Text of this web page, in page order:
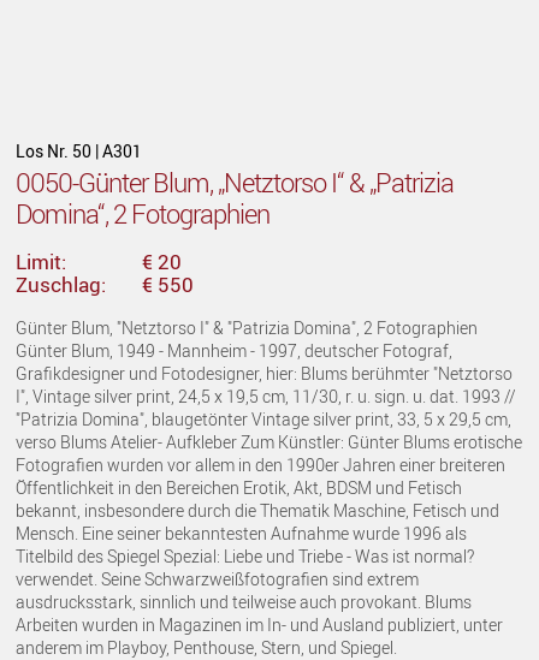
Los Nr. 50 | A301
0050-Günter Blum, „Netztorso I“ & „Patrizia
Domina“, 2 Fotographien
Limit:
€ 20
Zuschlag:
€ 550
Günter Blum, "Netztorso I" & "Patrizia Domina", 2 Fotographien
Günter Blum, 1949 - Mannheim - 1997, deutscher Fotograf,
Grafikdesigner und Fotodesigner, hier: Blums berühmter "Netztorso
I", Vintage silver print, 24,5 x 19,5 cm, 11/30, r. u. sign. u. dat. 1993 //
"Patrizia Domina", blaugetönter Vintage silver print, 33, 5 x 29,5 cm,
verso Blums Atelier- Aufkleber Zum Künstler: Günter Blums erotische
Fotografien wurden vor allem in den 1990er Jahren einer breiteren
Öffentlichkeit in den Bereichen Erotik, Akt, BDSM und Fetisch
bekannt, insbesondere durch die Thematik Maschine, Fetisch und
Mensch. Eine seiner bekanntesten Aufnahme wurde 1996 als
Titelbild des Spiegel Spezial: Liebe und Triebe - Was ist normal?
verwendet. Seine Schwarzweißfotografien sind extrem
ausdrucksstark, sinnlich und teilweise auch provokant. Blums
Arbeiten wurden in Magazinen im In- und Ausland publiziert, unter
anderem im Playboy, Penthouse, Stern, und Spiegel.